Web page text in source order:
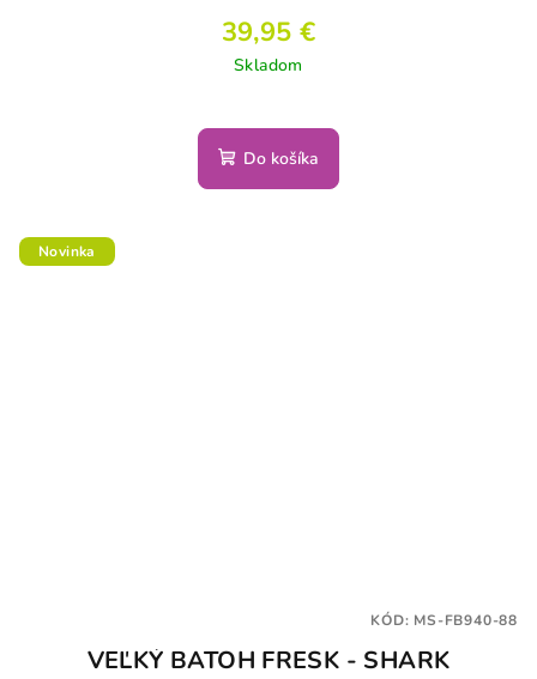
39,95 €
Skladom
Do košíka
Novinka
VEĽKÝ BATOH FRESK - SHARK
KÓD: MS-FB940-88